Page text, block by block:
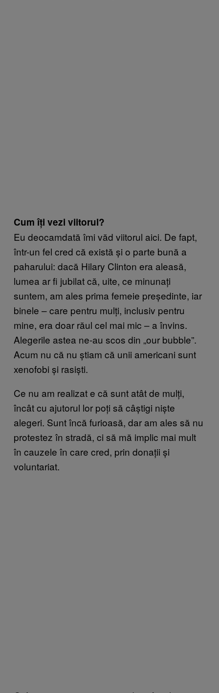
Cum îți vezi viitorul?
Eu deocamdată îmi văd viitorul aici. De fapt,
într-un fel cred că există și o parte bună a
paharului: dacă Hilary Clinton era aleasă,
lumea ar fi jubilat că, uite, ce minunați
suntem, am ales prima femeie președinte, iar
binele – care pentru mulți, inclusiv pentru
mine, era doar răul cel mai mic – a învins.
Alegerile astea ne-au scos din „our bubble”.
Acum nu că nu știam că unii americani sunt
xenofobi și rasiști.
Ce nu am realizat e că sunt atât de mulți,
încât cu ajutorul lor poți să câștigi niște
alegeri. Sunt încă furioasă, dar am ales să nu
protestez în stradă, ci să mă implic mai mult
în cauzele în care cred, prin donații și
voluntariat.